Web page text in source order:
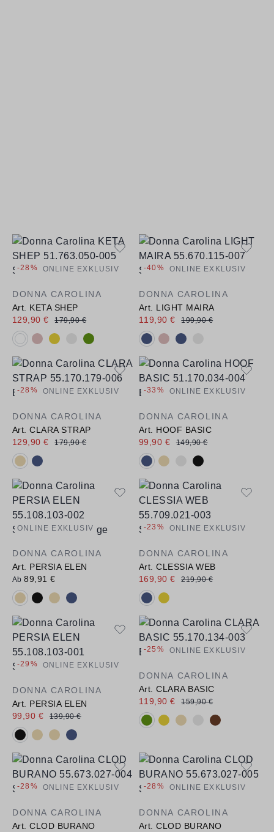
-28% ONLINE EXKLUSIV
DONNA CAROLINA
Art. KETA SHEP
129,90 €
179,90 €
Verfügbare Farbvarianten:
-40% ONLINE EXKLUSIV
DONNA CAROLINA
Art. LIGHT MAIRA
119,90 €
199,90 €
Verfügbare Farbvarianten:
-28% ONLINE EXKLUSIV
DONNA CAROLINA
Art. CLARA STRAP
129,90 €
179,90 €
Verfügbare Farbvarianten:
-33% ONLINE EXKLUSIV
DONNA CAROLINA
Art. HOOF BASIC
99,90 €
149,90 €
Verfügbare Farbvarianten:
ONLINE EXKLUSIV
DONNA CAROLINA
Art. PERSIA ELEN
Ab89,91 €
Verfügbare Farbvarianten:
-23% ONLINE EXKLUSIV
DONNA CAROLINA
Art. CLESSIA WEB
169,90 €
219,90 €
Verfügbare Farbvarianten:
-29% ONLINE EXKLUSIV
DONNA CAROLINA
Art. PERSIA ELEN
99,90 €
139,90 €
Verfügbare Farbvarianten:
-25% ONLINE EXKLUSIV
DONNA CAROLINA
Art. CLARA BASIC
119,90 €
159,90 €
Verfügbare Farbvarianten:
-28% ONLINE EXKLUSIV
DONNA CAROLINA
Art. CLOD BURANO
-28% ONLINE EXKLUSIV
DONNA CAROLINA
Art. CLOD BURANO